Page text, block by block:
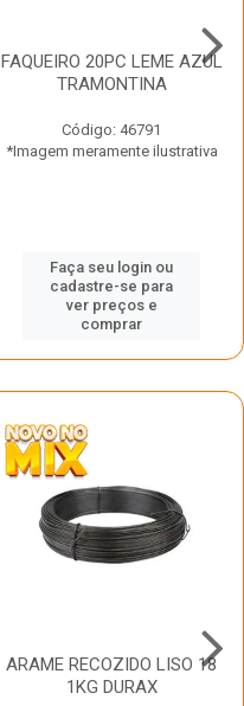
FAQUEIRO 20PC LEME AZUL
TRAMONTINA
Código: 46791
*Imagem meramente ilustrativa
Faça seu login ou
cadastre-se para
ver preços e
comprar
ARAME RECOZIDO LISO 18
1KG DURAX